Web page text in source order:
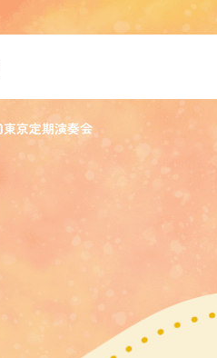
東京定期演奏会